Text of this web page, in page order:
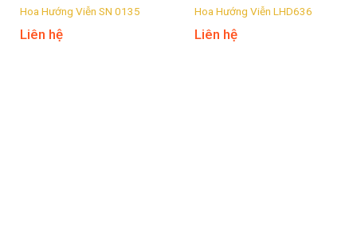
Hoa Hướng Viễn SN 0135
Liên hệ
Hoa Hướng Viễn LHD636
Liên hệ